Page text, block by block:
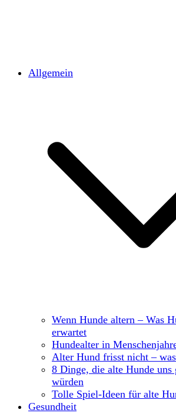
Allgemein
Wenn Hunde altern – Was
erwartet
Hundealter in
Alter Hund frisst nicht –
8 Dinge, die alte Hunde uns
würden
Tolle Spiel-Ideen für alte
Gesundheit